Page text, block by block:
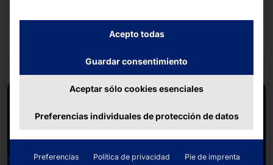
actuadores y dispositivos de borde conectados en
Acepto todas
Guardar consentimiento
Aceptar sólo cookies esenciales
Preferencias individuales de protección de datos
Preferencias Política de privacidad Pie de imprenta